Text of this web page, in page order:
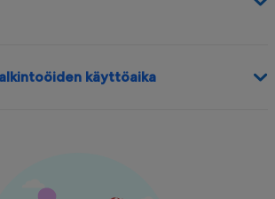
käyttöaika